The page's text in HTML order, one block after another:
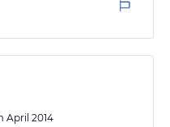
sehr zu wünschen
am Abreisetag.
April 2014